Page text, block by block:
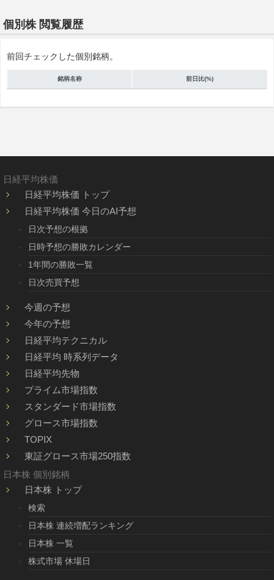
個別株 閲覧履歴
前回チェックした個別銘柄。
銘柄名称 前日比(%)
日経平均株価
日経平均株価 トップ
日経平均株価 今日のAI予想
日次予想の根拠
日時予想の勝敗カレンダー
1年間の勝敗一覧
日次売買予想
今週の予想
今年の予想
日経平均テクニカル
日経平均 時系列データ
日経平均先物
プライム市場指数
スタンダード市場指数
グロース市場指数
TOPIX
東証グロース市場250指数
日本株 個別銘柄
日本株 トップ
検索
日本株 連続増配ランキング
日本株 一覧
株式市場 休場日